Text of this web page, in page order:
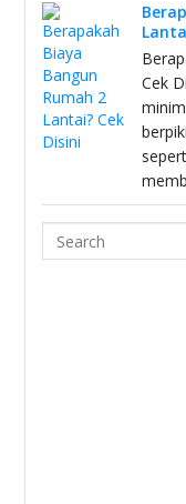
Cek
Search